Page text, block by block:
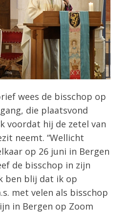
wees de bisschop op
die plaatsvond
voordat hij de zetel van
neemt. “Wellicht
op 26 juni in Bergen
de bisschop in zijn
ben blij dat ik op
met velen als bisschop
in Bergen op Zoom